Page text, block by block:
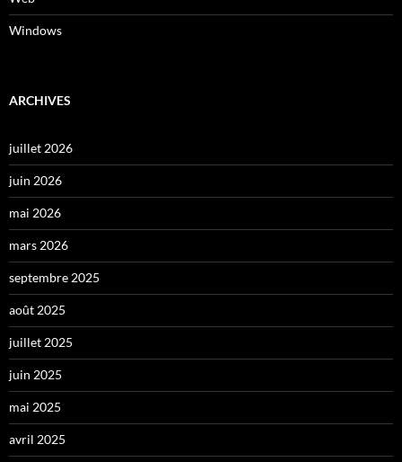
Windows
ARCHIVES
juillet 2026
juin 2026
mai 2026
mars 2026
septembre 2025
août 2025
juillet 2025
juin 2025
mai 2025
avril 2025